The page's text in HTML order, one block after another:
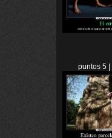
puntos 5 |